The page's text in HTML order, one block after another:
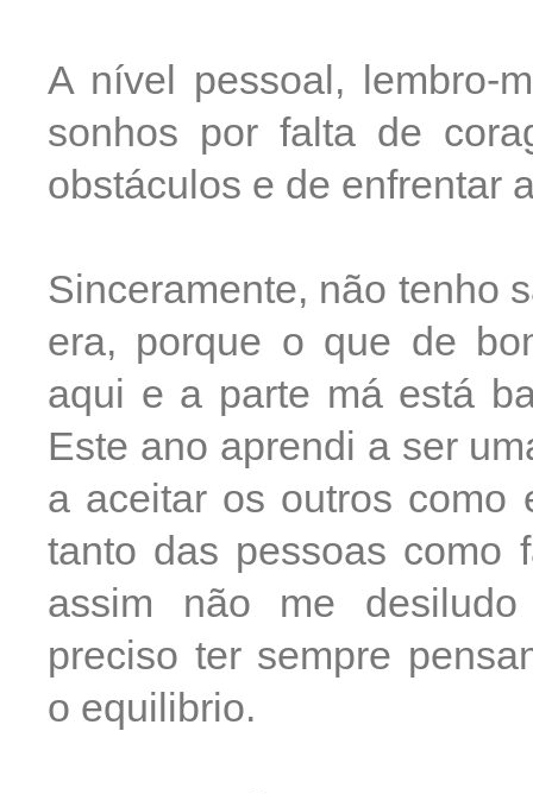
A nível pessoal, lembro-
sonhos por falta de
obstáculos e de enfrentar
Sinceramente, não tenho
era, porque o que de
aqui e a parte má está
Este ano aprendi a ser
a aceitar os outros como
tanto das pessoas como
assim não me
preciso ter sempre
o equilibrio.